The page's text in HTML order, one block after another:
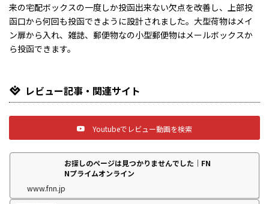
来の宅配ボックスの一度しか投函出来ない欠点を改善し、上部投
函口から何回も投函できように設計されました。大型荷物はメイ
ン扉から入れ、雑誌、郵便物なの小型郵便物はメールボックスか
ら投函できます。
レビュー記事・関連サイト
Youtubeでレビュー動画を検索
お探しのページは見つかりませんでした｜FN
Nプライムオンライン
www.fnn.jp